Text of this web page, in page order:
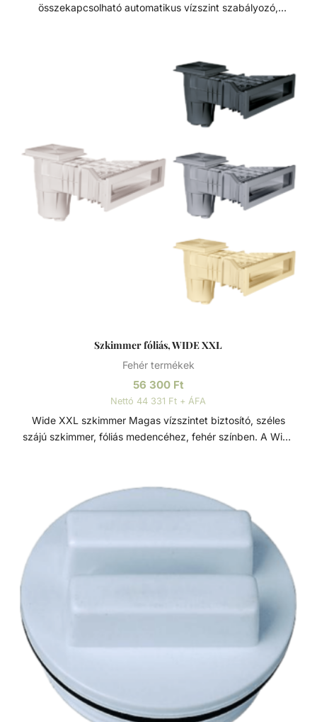
összekapcsolható automatikus vízszint szabályozó,
Szabályozás Működési elve: A vízszint mértékét egy
műanyag úszós jakabszelep szabályozza. ABS műanyag
Az ABS (akrilnitril-butadién-sztirol) egy jó ütésálló
hőállósággal és vegyszerállósággal, emellett jó zaj és
rezgéscsillapítással rendelkező, hőre lágyuló műanyag.
Kiválósága különböző anyagai kombinálásából fakad. Az
akrilnitril növeli a hő- és kémiai ellenállást, a butadién
fokozza a tartósságot és szívósságot, a sztirol pedig javítja
a megmunkálhatóságot, csökkenti a költségeket és fényes
felületet biztosít.
Szkimmer fóliás, WIDE XXL
Fehér termékek
56 300 Ft
Nettó 44 331 Ft + ÁFA
Wide XXL szkimmer Magas vízszintet biztosító, széles
szájú szkimmer, fóliás medencéhez, fehér színben. A Wide
műanyagból készül, szkimmer ajtóval és rögzítő
mechanizmussal ellátva a szennyeződések visszaáramlása
ellen. Karimával, tömítésekkel és nemesacél csavarokkal és
előlappal ellátva. A karima rögzítés rézmenetes. Műszaki
csatlakozás: D40 mm Szkimmer A szkimmer feladata a víz
elszívása mellett a lebegő szennyeződések (pl. falevelek,
rovarok, stb.) kiszűrése a medencéből. A szkimmer
emiatt érdemes azt hetente ellenőrizni. Az optimális
működés érdekében a medence vízszintjét a szkimmer
nyílás közepére állítsuk be. A szkimmer kosarába
helyezhetünk lassan oldódó vegyszereket, mint például
klór- vagy pelyhesítő tablettáka, így elkerülve az úszó
vegyszeradagoló használatát. A legtöbb szkimmer